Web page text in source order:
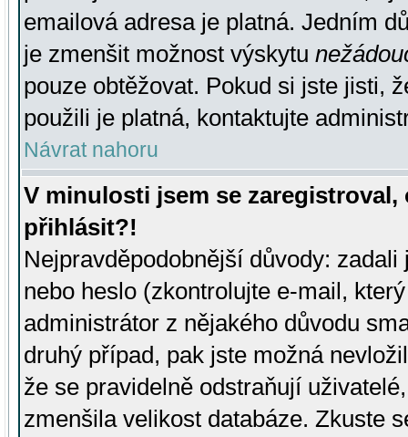
emailová adresa je platná. Jedním
je zmenšit možnost výskytu
pouze obtěžovat. Pokud si jste jisti,
použili je platná, kontaktujte
Návrat nahoru
V minulosti jsem se
přihlásit?!
Nejpravděpodobnější důvody:
nebo heslo (zkontrolujte e-mail,
administrátor z nějakého důvodu
druhý případ, pak jste možná
že se pravidelně odstraňují
zmenšila velikost databáze. Zkuste